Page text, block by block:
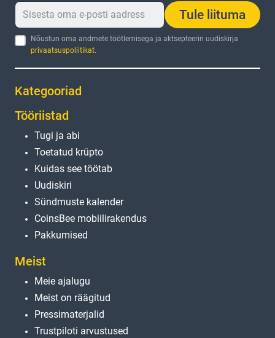
Tule liituma
Nõustun oma andmete töötlemisega ja aktsepteerin uudiskirja
privaatsuspoliitikat.
Kategooriad
Tööriistad
Tugi ja abi
Toetatud krüpto
Kuidas see töötab
Uudiskiri
Sündmuste kalender
CoinsBee mobiilirakendus
Pakkumised
Meist
Meie ajalugu
Meist on räägitud
Pressimaterjalid
Trustpiloti arvustused